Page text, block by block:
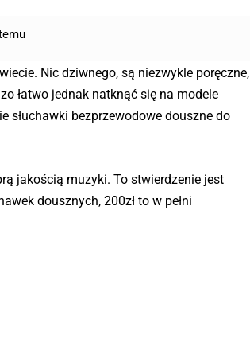
Nic dziwnego, są niezwykle poręczne,
łatwo jednak natknąć się na modele
słuchawki bezprzewodowe douszne do
jakością muzyki. To stwierdzenie jest
dousznych, 200zł to w pełni